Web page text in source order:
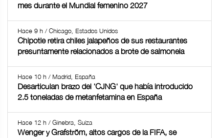
mes durante el Mundial femenino 2027
Hace 9 h / Chicago, Estados Unidos
Chipotle retira chiles jalapeños de sus restaurantes
presuntamente relacionados a brote de salmonela
Hace 10 h / Madrid, España
Desarticulan brazo del 'CJNG' que había introducido
2.5 toneladas de metanfetamina en España
Hace 12 h / Ginebra, Suiza
Wenger y Grafström, altos cargos de la FIFA, se